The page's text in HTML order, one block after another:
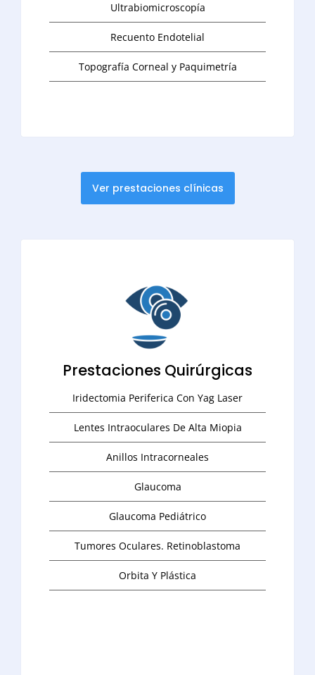
Ultrabiomicroscopía
Recuento Endotelial
Topografía Corneal y Paquimetría
Ver prestaciones clínicas
Prestaciones Quirúrgicas
Iridectomia Periferica Con Yag Laser
Lentes Intraoculares De Alta Miopia
Anillos Intracorneales
Glaucoma
Glaucoma Pediátrico
Tumores Oculares. Retinoblastoma
Orbita Y Plástica